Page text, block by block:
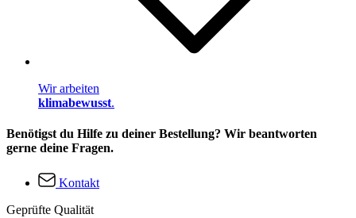
Wir arbeiten
klimabewusst.
Benötigst du Hilfe zu deiner Bestellung? Wir beantworten
gerne deine Fragen.
Kontakt
Geprüfte Qualität